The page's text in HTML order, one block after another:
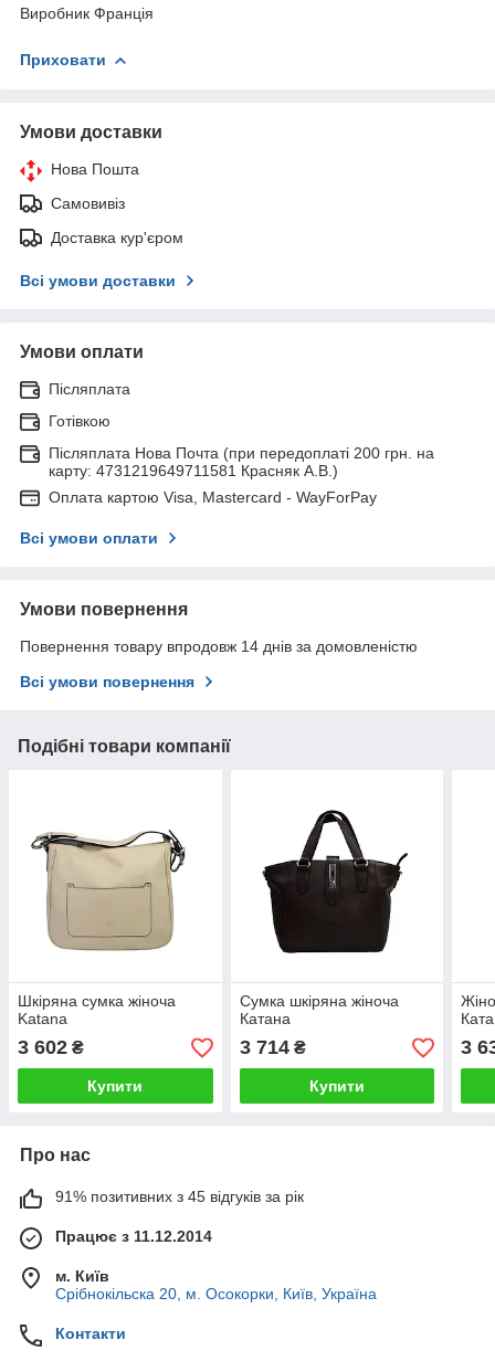
Виробник Франція
Приховати
Умови доставки
Нова Пошта
Самовивіз
Доставка кур'єром
Всі умови доставки
Умови оплати
Післяплата
Готівкою
Післяплата Нова Почта (при передоплаті 200 грн. на
карту: 4731219649711581 Красняк А.В.)
Оплата картою Visa, Mastercard - WayForPay
Всі умови оплати
Умови повернення
Повернення товару впродовж 14 днів за домовленістю
Всі умови повернення
Подібні товари компанії
Шкіряна сумка жіноча
Katana
3 602 ₴
Купити
Сумка шкіряна жіноча
Катана
3 714₴
Купити
3
Про нас
91% позитивних з 45 відгуків за рік
Працює з 11.12.2014
м. Київ
Срібнокільска 20, м. Осокорки, Київ, Україна
Контакти